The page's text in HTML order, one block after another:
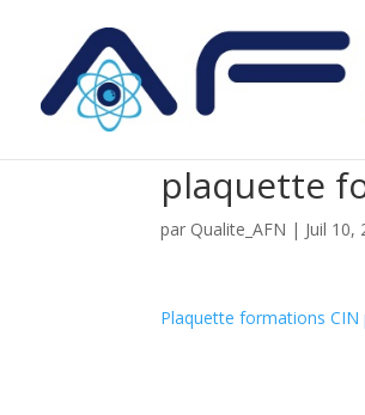
plaquette
par Qualite_AFN | Juil 10,
Plaquette formations CIN